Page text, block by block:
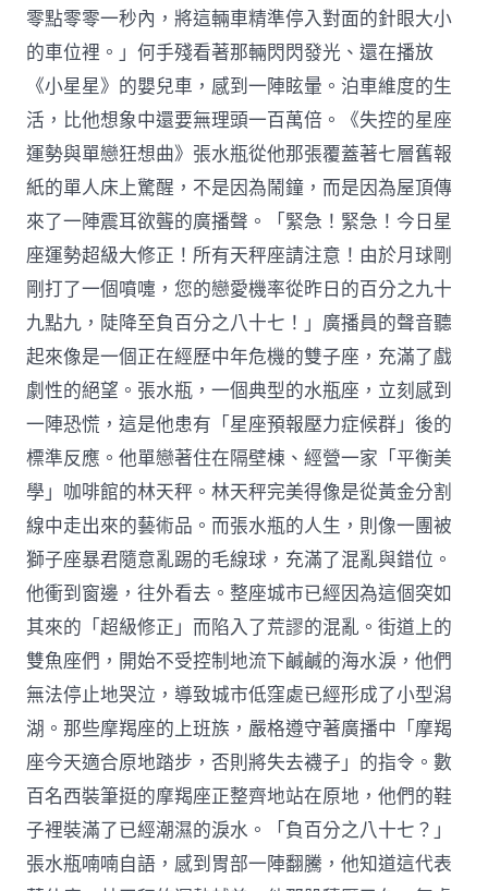
零點零零一秒內，將這輛車精準停入對面的針眼大小
的車位裡。」何手殘看著那輛閃閃發光、還在播放
《小星星》的嬰兒車，感到一陣眩暈。泊車維度的生
活，比他想象中還要無理頭一百萬倍。《失控的星座
運勢與單戀狂想曲》張水瓶從他那張覆蓋著七層舊報
紙的單人床上驚醒，不是因為鬧鐘，而是因為屋頂傳
來了一陣震耳欲聾的廣播聲。「緊急！緊急！今日星
座運勢超級大修正！所有天秤座請注意！由於月球剛
剛打了一個噴嚏，您的戀愛機率從昨日的百分之九十
九點九，陡降至負百分之八十七！」廣播員的聲音聽
起來像是一個正在經歷中年危機的雙子座，充滿了戲
劇性的絕望。張水瓶，一個典型的水瓶座，立刻感到
一陣恐慌，這是他患有「星座預報壓力症候群」後的
標準反應。他單戀著住在隔壁棟、經營一家「平衡美
學」咖啡館的林天秤。林天秤完美得像是從黃金分割
線中走出來的藝術品。而張水瓶的人生，則像一團被
獅子座暴君隨意亂踢的毛線球，充滿了混亂與錯位。
他衝到窗邊，往外看去。整座城市已經因為這個突如
其來的「超級修正」而陷入了荒謬的混亂。街道上的
雙魚座們，開始不受控制地流下鹹鹹的海水淚，他們
無法停止地哭泣，導致城市低窪處已經形成了小型潟
湖。那些摩羯座的上班族，嚴格遵守著廣播中「摩羯
座今天適合原地踏步，否則將失去襪子」的指令。數
百名西裝筆挺的摩羯座正整齊地站在原地，他們的鞋
子裡裝滿了已經潮濕的淚水。「負百分之八十七？」
張水瓶喃喃自語，感到胃部一陣翻騰，他知道這代表